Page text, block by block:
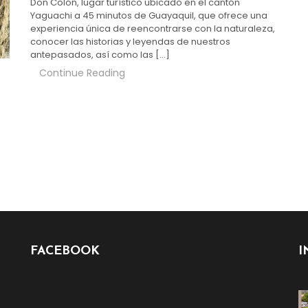
Yaguachi a 45 minutos de Guayaquil, que ofrece una
experiencia única de reencontrarse con la naturaleza,
conocer las historias y leyendas de nuestros
antepasados, así como las […]
Continue Reading
FACEBOOK